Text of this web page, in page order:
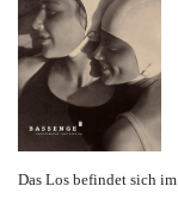
Das Los befindet sich